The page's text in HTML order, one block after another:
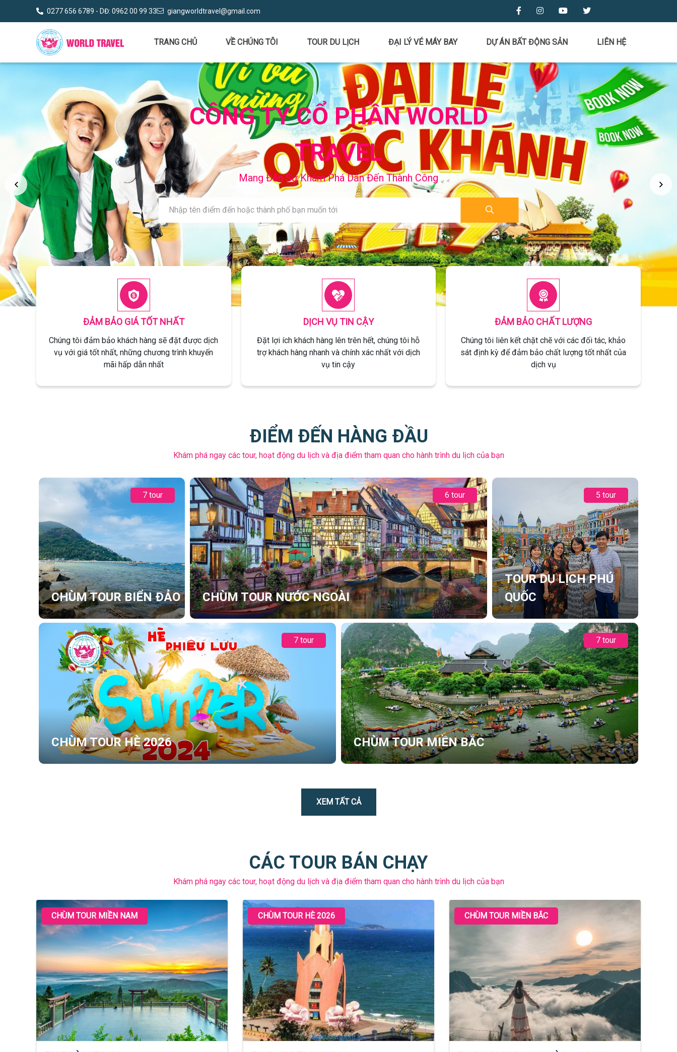
0277 656 6789 - DĐ: 0962 00 99 33 giangworldtravel@gmail.com
TRANG CHỦ VỀ CHÚNG TÔI TOUR DU LỊCH ĐẠI LÝ VÉ MÁY BAY DỰ ÁN BẤT ĐỘNG SẢN LIÊN HỆ
CÔNG TY CỔ PHẦN WORLD
TRAVEL
Mang Đến Sự Khám Phá Dẫn Đến Thành Công
ĐẢM BẢO GIÁ TỐT NHẤT
Chúng tôi đảm bảo khách hàng sẽ đặt được dịch
vụ với giá tốt nhất, những chương trình khuyến
mãi hấp dẫn nhất
DỊCH VỤ TIN CẬY
Đặt lợi ích khách hàng lên trên hết, chúng tôi hỗ
trợ khách hàng nhanh và chính xác nhất với dịch
vụ tin cậy
ĐẢM BẢO CHẤT LƯỢNG
Chúng tôi liên kết chặt chẽ với các đối tác, khảo
sát định kỳ để đảm bảo chất lượng tốt nhất của
dịch vụ
ĐIỂM ĐẾN HÀNG ĐẦU
Khám phá ngay các tour, hoạt động du lịch và địa điểm tham quan cho hành trình du lịch của bạn
7 tour
CHÙM TOUR BIỂN ĐẢO
6 tour
CHÙM TOUR NƯỚC NGOÀI
5 tour
TOUR DU LỊCH PHÚ
QUỐC
7 tour
CHÙM TOUR HÈ 2026
7 tour
CHÙM TOUR MIỀN BẮC
XEM TẤT CẢ
CÁC TOUR BÁN CHẠY
Khám phá ngay các tour, hoạt động du lịch và địa điểm tham quan cho hành trình du lịch của bạn
CHÙM TOUR MIỀN NAM CHÙM TOUR HÈ 2026 CHÙM TOUR MIỀN BẮC